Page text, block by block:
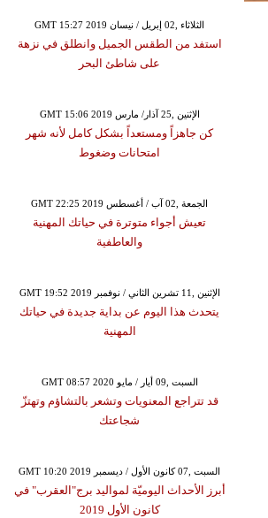
GMT 15:27 2019 الثلاثاء ,02 إبريل / نيسان
استفد من الطقس الجميل وانطلق في نزهة
على شاطئ البحر
GMT 15:06 2019 الإثنين ,25 آذار/ مارس
كن جاهزاً ومستعداً بشكل كامل لأنه شهر
امتحانات وضغوط
GMT 22:25 2019 الجمعة ,02 آب / أغسطس
تعيش أجواء متوترة في حياتك المهنية
والعاطفية
GMT 19:52 2019 الإثنين ,11 تشرين الثاني / نوفمبر
يتحدث هذا اليوم عن بداية جديدة في حياتك
المهنية
GMT 08:57 2020 السبت ,09 أيار / مايو
قد تتراجع المعنويات وتشعر بالتشاؤم وتهتزّ
شجاعتك
GMT 10:20 2019 السبت ,07 كانون الأول / ديسمبر
أبرز الأحداث اليوميّة لمواليد برج"العقرب" في
كانون الأول 2019